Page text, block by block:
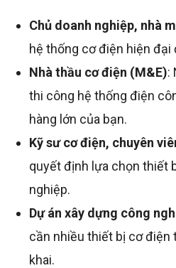
Chủ doanh nghiệp, nhà
hệ thống cơ điện hiện đại
Nhà thầu cơ điện (M&E):
thi công hệ thống điện
hàng lớn của bạn.
Kỹ sư cơ điện, chuyên
quyết định lựa chọn thiết
nghiệp.
Dự án xây dựng công
cần nhiều thiết bị cơ điện
khai.